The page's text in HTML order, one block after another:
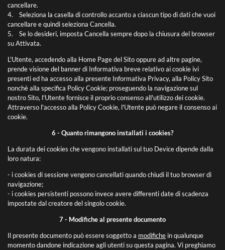
cancellare.
4. Seleziona la casella di controllo accanto a ciascun tipo di dati che vuoi
cancellare e quindi seleziona Cancella.
5. Se lo desideri, imposta Cancella sempre dopo la chiusura del browser
su Attivata.
L'Utente, accedendo alla Home Page del Sito oppure ad altre pagine,
prende visione del banner di Informativa breve relativo ai cookie ivi
presenti ed ha accesso alla presente Informativa Privacy, alla Policy Sito
nonchè alla specifica Policy Cookie; proseguendo la navigazione sul
nostro Sito, l'Utente fornisce il proprio consenso all'utilizzo dei cookie.
Attraverso l'accesso alla Policy Cookie, l'Utente può negare il consenso ai
cookie.
6 - Quanto rimangono installati i cookies?
La durata dei cookies che vengono installati sul tuo Device dipende dalla
loro natura:
- i cookies di sessione vengono cancellati quando chiudi il tuo browser di
navigazione;
- i cookies persistenti possono invece avere differenti date di scadenza
impostate dal creatore del singolo cookie.
7 - Modifiche al presente documento
Il presente documento può essere soggetto a modifiche in qualunque
momento dandone indicazione agli utenti su questa pagina. Vi preghiamo